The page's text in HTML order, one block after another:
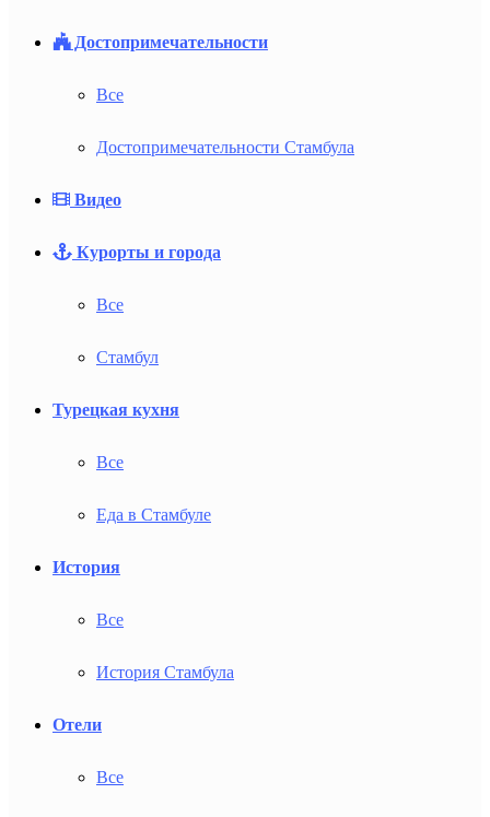
Достопримечательности
Все
Достопримечательности Стамбула
Видео
Курорты и города
Все
Стамбул
Турецкая кухня
Все
Еда в Стамбуле
История
Все
История Стамбула
Отели
Все